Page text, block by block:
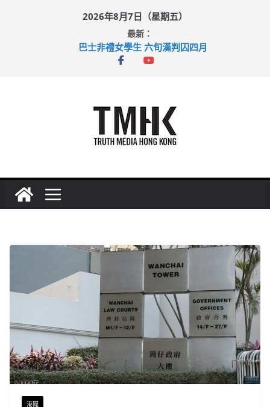
2026年8月7日（星期五）
最新：
巴士非禮女學生 六旬漢判囚四月
涉造假公屋富戶申報表 倉管員准保釋候訊
港聞